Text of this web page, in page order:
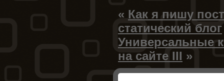
« Как я пишу
статический блог
Универсальные
на сайте III »